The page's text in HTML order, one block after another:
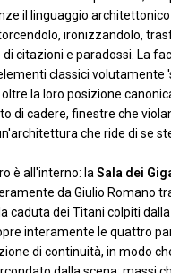
il linguaggio architettonico
ironizzandolo,
citazioni e paradossi. La
classici volutamente
la loro posizione
di cadere, finestre che
che ride di se
è all'interno: la Sala dei
da Giulio Romano
caduta dei Titani colpiti
interamente le quattro
di continuità, in modo